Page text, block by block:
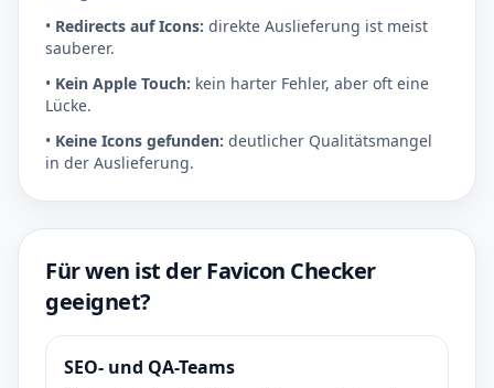
• Redirects auf Icons: direkte Auslieferung ist meist
sauberer.
• Kein Apple Touch: kein harter Fehler, aber oft eine
Lücke.
• Keine Icons gefunden: deutlicher Qualitätsmangel
in der Auslieferung.
Für wen ist der Favicon Checker
geeignet?
SEO- und QA-Teams